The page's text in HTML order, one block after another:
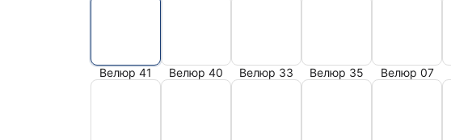
Велюр 41 Велюр 40 Велюр 33 Велюр 35 Велюр 07